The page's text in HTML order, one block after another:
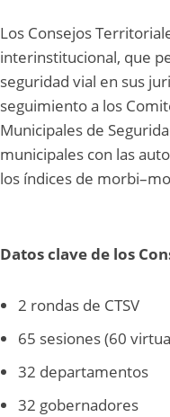
Los Consejos
interinstitucional, que
seguridad vial en sus
seguimiento a los
Municipales de
municipales con las
los índices de
Datos clave de los
2 rondas de CTSV
65 sesiones (60
32 departamentos
32 gobernadores